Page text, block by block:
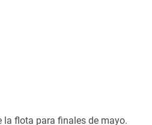
la flota para finales de mayo.